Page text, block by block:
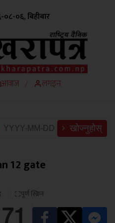
०६, बिहीबार
आवाज / लगइन
खोज्नुहोस्
12 gate
पूर्ण स्क्रिन
71